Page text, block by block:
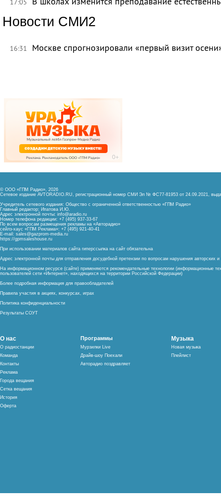
Новости СМИ2
16:31 Москве спрогнозировали «первый визит
© ООО «ГПМ Радио», 2026
Сетевое издание AVTORADIO.RU, регистрационный номер СМИ Эл № ФС77-81953 от 24.09.2021,
Учредитель сетевого издания: Общество с ограниченной ответственностью «ГПМ Радио»
Главный редактор: Ипатова И.Ю.
Адрес электронной почты: info@aradio.ru
Номер телефона редакции: +7 (495) 937-33-67
По всем вопросам размещения рекламы на «Авторадио»
сейлз-хаус «ГПМ Реклама»: +7 (495) 921-40-41
E-mail: sales@gazprom-media.ru
https://gpmsaleshouse.ru
При использовании материалов сайта гиперссылка на сайт обязательна
Адрес электронной почты для отправления досудебной претензии по вопросам нарушения авторских
На информационном ресурсе (сайте) применяются рекомендательные технологии (информационные
пользователей сети «Интернет», находящихся на территории Российской Федерации)
Более подробная информация для правообладателей
Правила участия в акциях, конкурсах, играх
Политика конфиденциальности
Результаты СОУТ
О нас
О радиостанции
Команда
Контакты
Реклама
Города вещания
Сетка вещания
История
Оферта
Программы
Мурзилки Live
Драйв-шоу Поехали
Авторадио поздравляет
Музыка
Новая музыка
Плейлист